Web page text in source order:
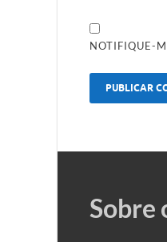
NOTIFIQUE-
Sobre